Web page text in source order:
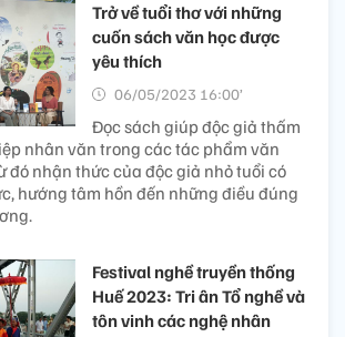
Trở về tuổi thơ với những
cuốn sách văn học được
yêu thích
06/05/2023 16:00’
Đọc sách giúp độc giả thấm
nhân văn trong các tác phẩm văn
đó nhận thức của độc giả nhỏ tuổi có
hướng tâm hồn đến những điều đúng
Festival nghề truyền thống
Huế 2023: Tri ân Tổ nghề và
tôn vinh các nghệ nhân